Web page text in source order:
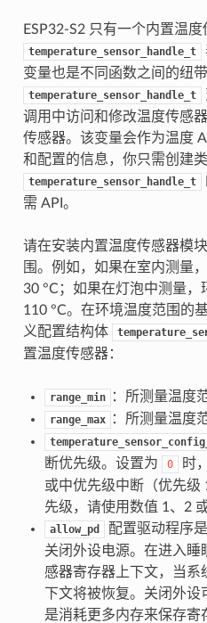
ESP32-S2 只有一个内置温度
temperature_sensor_handle_t
变量也是不同函数之间的纽
temperature_sensor_handle_t
调用中访问和修改温度传感
传感器。该变量会作为温度
和配置的信息，你只需创建
temperature_sensor_handle_t
需 API。
请在安装内置温度传感器模
围。例如，如果在室内测量
30 °C；如果在灯泡中测量，
110 °C。在环境温度范围的
义配置结构体
置温度传感器：
range_min ：所测量温度
range_max ：所测量温度
断优先级。设置为
0
时
或中优先级中断（优先级
先级，请使用数值 1、2
allow_pd
配置驱动程序
关闭外设电源。在进入
感器寄存器上下文，当系
下文将被恢复。关闭外
是消耗更多内存来保存